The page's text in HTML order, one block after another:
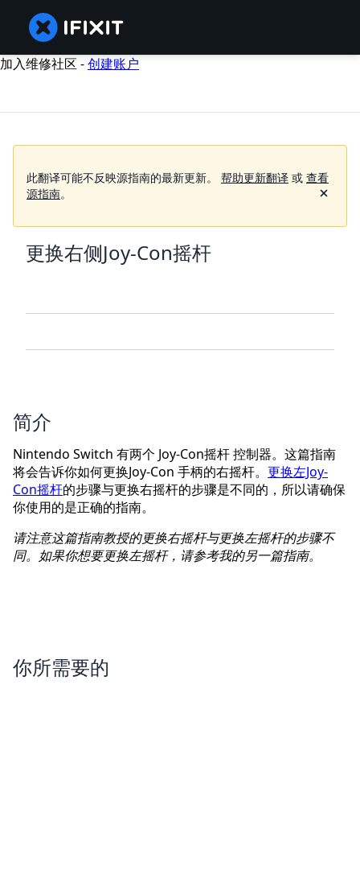
加入维修社区 -创建账户
此翻译可能不反映源指南的最新更新。 帮助更新翻译 或 查看
源指南。
更换右侧Joy-Con摇杆
简介
Nintendo Switch 有两个 Joy-Con摇杆 控制器。这篇指南
将会告诉你如何更换Joy-Con 手柄的右摇杆。 更换左Joy-
Con摇杆的步骤与更换右摇杆的步骤是不同的，所以请确保
你使用的是正确的指南。
请注意这篇指南教授的更换右摇杆与更换左摇杆的步骤不
同。如果你想要更换左摇杆，请参考我的另一篇指南。
你所需要的